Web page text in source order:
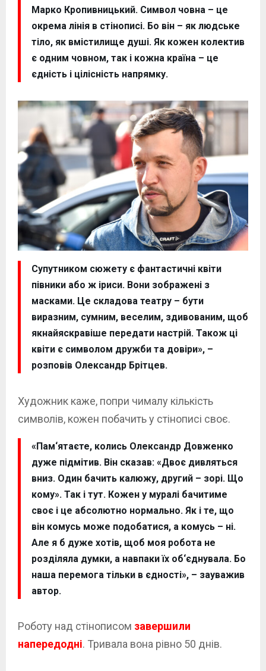
Марко Кропивницький. Символ човна – це
окрема лінія в стінописі. Бо він – як людське
тіло, як вмістилище душі. Як кожен колектив
є одним човном, так і кожна країна – це
єдність і цілісність напрямку.
Супутником сюжету є фантастичні квіти
півники або ж іриси. Вони зображені з
масками. Це складова театру – бути
виразним, сумним, веселим, здивованим, щоб
якнайяскравіше передати настрій. Також ці
квіти є символом дружби та довіри», –
розповів Олександр Брітцев.
Художник каже, попри чималу кількість
символів, кожен побачить у стінописі своє.
«Пам‘ятаєте, колись Олександр Довженко
дуже підмітив. Він сказав: «Двоє дивляться
вниз. Один бачить калюжу, другий – зорі. Що
кому». Так і тут. Кожен у муралі бачитиме
своє і це абсолютно нормально. Як і те, що
він комусь може подобатися, а комусь – ні.
Але я б дуже хотів, щоб моя робота не
розділяла думки, а навпаки їх об‘єднувала. Бо
наша перемога тільки в єдності», – зауважив
автор.
Роботу над стінописом завершили
напередодні. Тривала вона рівно 50 днів.